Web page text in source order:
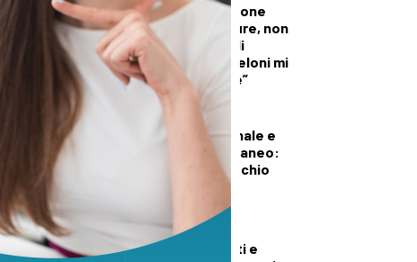
Conte in commissione
Covid: “Scavate pure, non
troverete niente di
illecito su di me. Meloni mi
diede del criminale”
Pillola, anello vaginale e
impianto sottocutaneo:
l’allerta Aifa sul rischio
DEMOGRAFICA
Baci, appuntamenti e